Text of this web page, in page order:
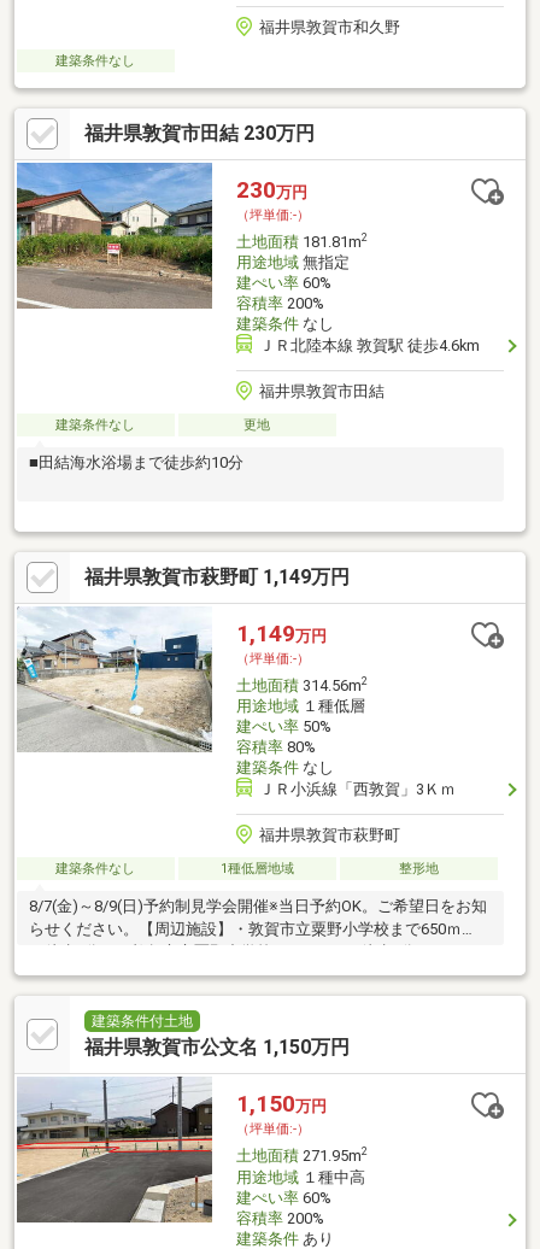
福井県敦賀市和久野
建築条件なし
福井県敦賀市田結 230万円
230万円
（坪単価:-）
土地面積181.81m2
用途地域無指定
建ぺい率60%
容積率200%
建築条件なし
ＪＲ北陸本線 敦賀駅 徒歩4.6km
福井県敦賀市田結
建築条件なし 更地
■田結海水浴場まで徒歩約10分
福井県敦賀市萩野町 1,149万円
1,149万円
（坪単価:-）
土地面積314.56m2
用途地域１種低層
建ぺい率50%
容積率80%
建築条件なし
ＪＲ小浜線「西敦賀」3Ｋｍ
福井県敦賀市萩野町
建築条件なし 1種低層地域 整形地
8/7(金)～8/9(日)予約制見学会開催※当日予約OK。ご希望日をお知
らせください。【周辺施設】・敦賀市立粟野小学校まで650ｍ
ストップ敦賀金山店様550ｍ（徒歩7分）・ヤスサキワイプラザグ
ルメ館敦賀店様650ｍ（徒歩9分）・医療法人積善会猪原病院900
ｍ（徒歩12分）・敦賀市役所2800ｍ（車で7分）【おすすめポイ
ント】・返済額や融資可能額など、お客様のご希望にあわせてご
お好きなハウスメーカー・工務店にておうちを建てられます。※
自社売主土
建築条件付土地
福井県敦賀市公文名 1,150万円
1,150万円
（坪単価:-）
土地面積271.95m2
用途地域１種中高
建ぺい率60%
容積率200%
建築条件あり